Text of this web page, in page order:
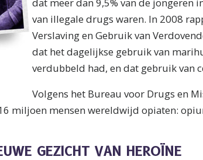
van illegale drugs waren. In 2008
Verslaving en Gebruik van
dat het dagelijkse gebruik van
verdubbeld had, en dat gebruik van
Volgens het Bureau voor Drugs en
miljoen mensen wereldwijd opiaten:
GEZICHT VAN HEROÏNE